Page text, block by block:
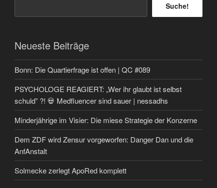
Suche!
Neueste Beiträge
Bonn: Die Quartierfrage ist offen | QC #089
PSYCHOLOGE REAGIERT: „Wer ihr glaubt ist selbst
schuld” ?! 💀 Medfluencer sind sauer | nessadhs
Minderjährige im Visier: Die miese Strategie der Konzerne
Dem ZDF wird Zensur vorgeworfen: Danger Dan und die
AnfAnstalt
Solmecke zerlegt ApoRed komplett